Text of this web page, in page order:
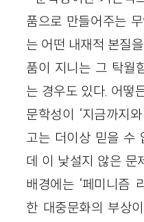
품으로 만들어주는
는 어떤 내재적 본질
품이 지니는 그 탁월
는 경우도 있다. 어떻
문학성이 ‘지금까지
고는 더이상 믿을 수
데 이 낯설지 않은 문
배경에는 ‘페미니즘
한 대중문화의 부상